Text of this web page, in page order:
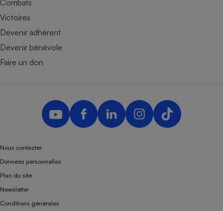
Combats
Victoires
Devenir adhérent
Devenir bénévole
Faire un don
Nous contacter
Données personnelles
Plan du site
Newsletter
Conditions générales